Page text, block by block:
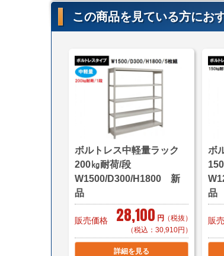
この商品を見ている方にお
ボルトレス中軽量ラック
200㎏耐荷/段
W1500/D300/H1800 新
品
販売価格 28,100 円 （税抜）
（税込：30,910円）
詳細を見る
ボ
品
販